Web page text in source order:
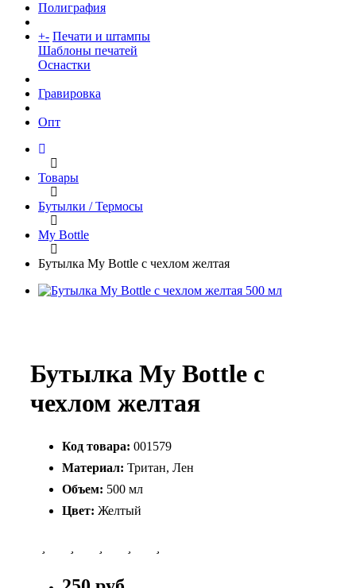
Полиграфия
+- Печати и штампы
Шаблоны печатей
Оснастки
Гравировка
Опт
Товары
Бутылки / Термосы
My Bottle
Бутылка My Bottle с чехлом желтая
Бутылка My Bottle с
чехлом желтая
Код товара: 001579
Материал: Тритан, Лен
Объем: 500 мл
Цвет: Желтый